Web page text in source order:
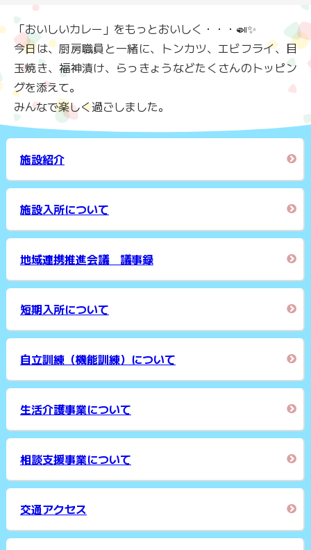
「おいしいカレー」をもっとおいしく・・・🍛✨
今日は、厨房職員と一緒に、トンカツ、エビフライ、目
玉焼き、福神漬け、らっきょうなどたくさんのトッピン
グを添えて。
みんなで楽しく過ごしました。
施設紹介
施設入所について
地域連携推進会議 議事録
短期入所について
自立訓練（機能訓練）について
生活介護事業について
相談支援事業について
交通アクセス